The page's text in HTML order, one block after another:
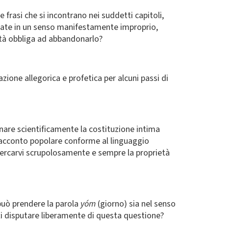
frasi che si incontrano nei suddetti capitoli,
in un senso manifestamente improprio,
obbliga ad abbandonarlo?
allegorica e profetica per alcuni passi di
scientificamente la costituzione intima
popolare conforme al linguaggio
scrupolosamente e sempre la proprietà
prendere la parola yóm (giorno) sia nel senso
liberamente di questa questione?